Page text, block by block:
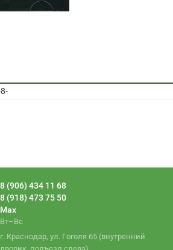
8 (906) 434 11 68
8 (918) 473 75 50
Max
Вт–Вс
г. Краснодар, ул. Гоголя 65 (внутренний